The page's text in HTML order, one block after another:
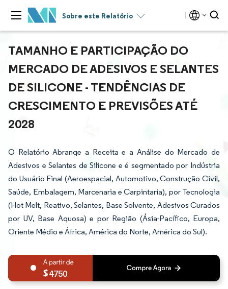
Sobre este Relatório
TAMANHO E PARTICIPAÇÃO DO
MERCADO DE ADESIVOS E SELANTES
DE SILICONE - TENDÊNCIAS DE
CRESCIMENTO E PREVISÕES ATÉ
2028
O Relatório Abrange a Receita e a Análise do Mercado de
Adesivos e Selantes de Silicone e é segmentado por Indústria
do Usuário Final (Aeroespacial, Automotivo, Construção Civil,
Saúde, Embalagem, Marcenaria e Carpintaria), por Tecnologia
(Hot Melt, Reativo, Selantes, Base Solvente, Adesivos Curados
por UV, Base Aquosa) e por Região (Ásia-Pacífico, Europa,
Oriente Médio e África, América do Norte, América do Sul).
4750